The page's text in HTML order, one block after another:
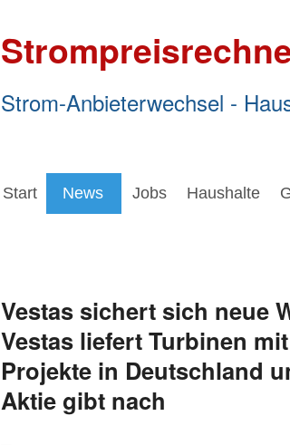
Strom-Anbieterwechsel -
Start News Jobs Haushalte
Vestas sichert sich neue
Vestas liefert Turbinen
Projekte in Deutschland
Aktie gibt nach